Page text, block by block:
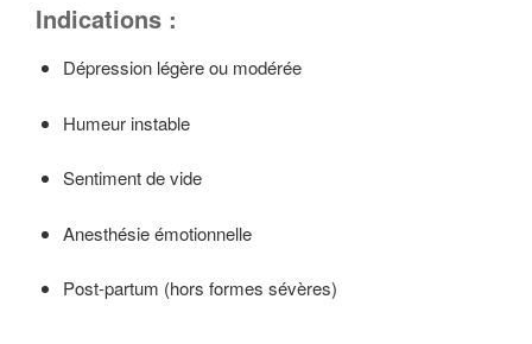
Indications :
Dépression légère ou modérée
Humeur instable
Sentiment de vide
Anesthésie émotionnelle
Post-partum (hors formes sévères)